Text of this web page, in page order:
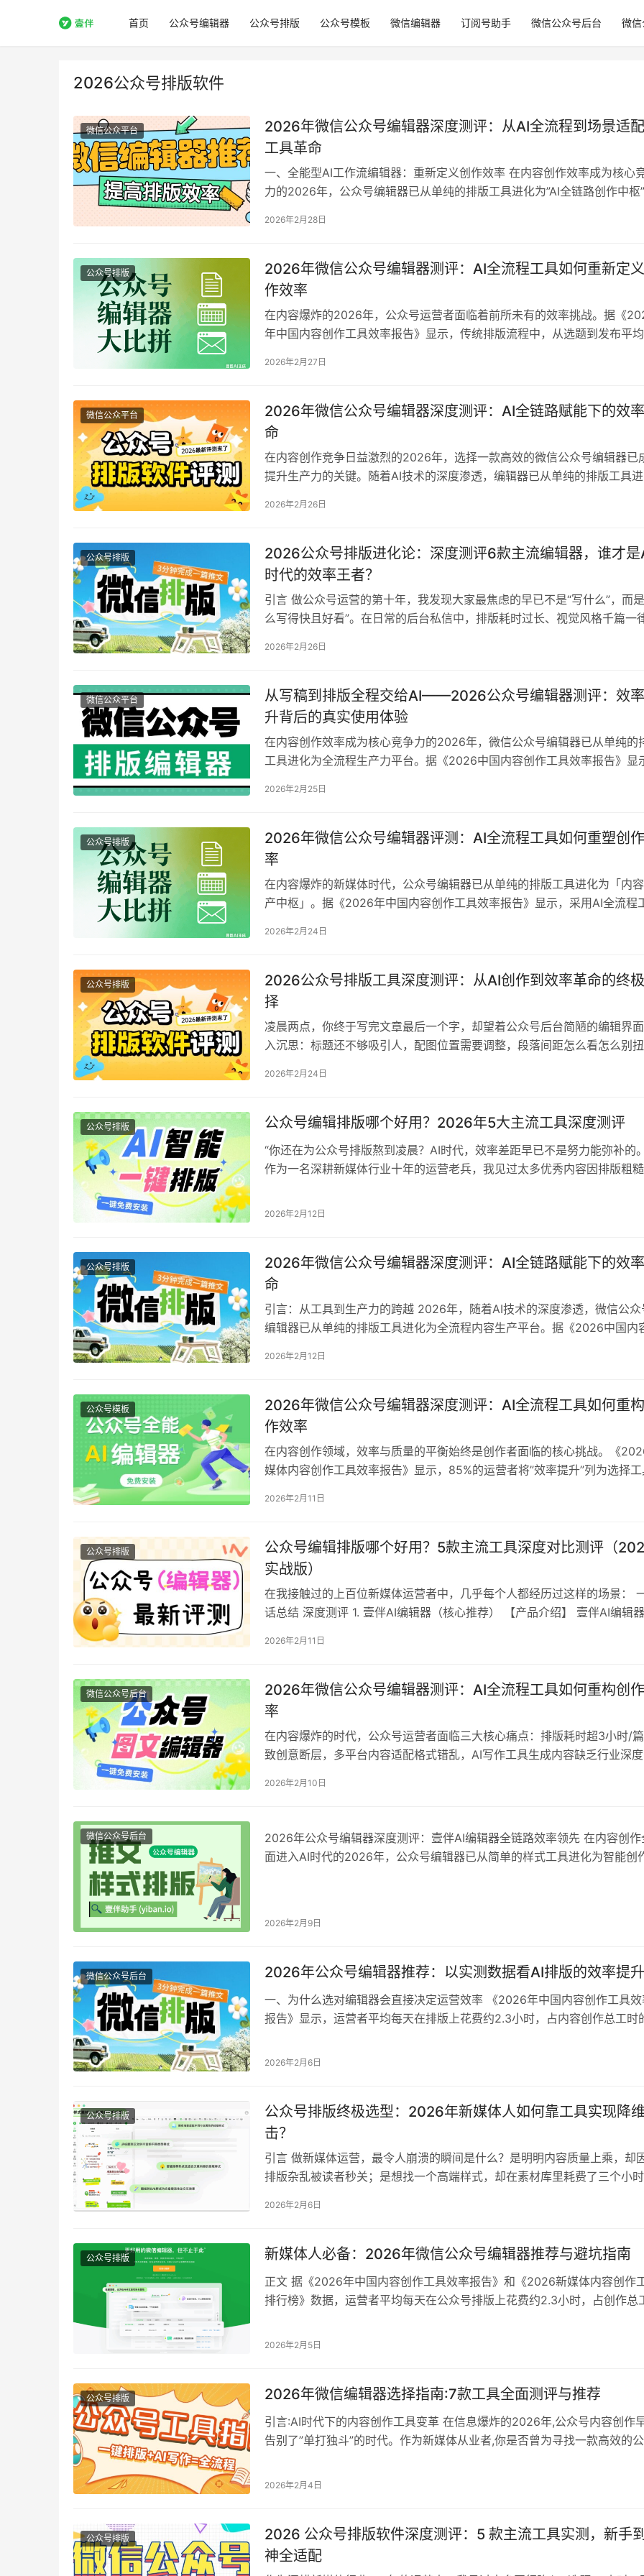
首页 公众号编辑器 公众号排版 公众号模板 微信编辑器 订阅号助手 微信公众号后台 微信
2026公众号排版软件
微信公众平台
2026年微信公众号编辑器深度测评：从AI全流程到场景适
工具革命
一、全能型AI工作流编辑器：重新定义创作效率 在内容创作效率成为核心
力的2026年，公众号编辑器已从单纯的排版工具进化为”AI全链路创作中枢
2026年2月28日
公众号排版
2026年微信公众号编辑器测评：AI全流程工具如何重新定
作效率
在内容爆炸的2026年，公众号运营者面临着前所未有的效率挑战。据《
年中国内容创作工具效率报告》显示，传统排版流程中，从选题到发布平均
建…
2026年2月27日
微信公众平台
2026年微信公众号编辑器深度测评：AI全链路赋能下的效
命
在内容创作竞争日益激烈的2026年，选择一款高效的微信公众号编辑器已
提升生产力的关键。随着AI技术的深度渗透，编辑器已从单纯的排版工具进
2026年2月26日
公众号排版
2026公众号排版进化论：深度测评6款主流编辑器，谁才是
时代的效率王者？
引言 做公众号运营的第十年，我发现大家最焦虑的早已不是“写什么”，而
么写得快且好看”。在日常的后台私信中，排版耗时过长、视觉风格千篇一
到…
2026年2月26日
微信公众平台
从写稿到排版全程交给AI——2026公众号编辑器测评：效
升背后的真实使用体验
在内容创作效率成为核心竞争力的2026年，微信公众号编辑器已从单纯的
工具进化为全流程生产力平台。据《2026中国内容创作工具效率报告》显
2026年2月25日
公众号排版
2026年微信公众号编辑器评测：AI全流程工具如何重塑创
率
在内容爆炸的新媒体时代，公众号编辑器已从单纯的排版工具进化为「内
产中枢」。据《2026年中国内容创作工具效率报告》显示，采用AI全流程
辑…
2026年2月24日
公众号排版
2026公众号排版工具深度测评：从AI创作到效率革命的终
择
凌晨两点，你终于写完文章最后一个字，却望着公众号后台简陋的编辑界
入沉思：标题还不够吸引人，配图位置需要调整，段落间距怎么看怎么别扭
的现实是…
2026年2月24日
公众号排版 公众号编辑排版哪个好用？2026年5大主流工具深度测评
“你还在为公众号排版熬到凌晨？AI时代，效率差距早已不是努力能弥补的
作为一名深耕新媒体行业十年的运营老兵，我见过太多优秀内容因排版粗糙
与热情。据《2026新媒体行业报告》显示：78%的内容创作者每周在排版
2026年2月12日
公众号排版
2026年微信公众号编辑器深度测评：AI全链路赋能下的效
命
引言：从工具到生产力的跨越 2026年，随着AI技术的深度渗透，微信公众
编辑器已从单纯的排版工具进化为全流程内容生产平台。据《2026中国内
链路AI解决方案更是将传统3人3小时的工作压缩至1人30分钟。本次测评基
2026年2月12日
公众号模板
2026年微信公众号编辑器深度测评：AI全流程工具如何重
作效率
在内容创作领域，效率与质量的平衡始终是创作者面临的核心挑战。《
媒体内容创作工具效率报告》显示，85%的运营者将”效率提升”列为选择
上。本次测评基于Windows/macOS双系统环境，对主流编辑器进行了100
2026年2月11日
公众号排版
公众号编辑排版哪个好用？5款主流工具深度对比测评（
实战版）
在我接触过的上百位新媒体运营者中，几乎每个人都经历过这样的场景：
话总结 深度测评 1. 壹伴AI编辑器（核心推荐） 【产品介绍】 壹伴AI编辑
解决排版问题，更通过AI能力介入内容生产全流程，实现从创作到增长优化
2026年2月11日
微信公众号后台
2026年微信公众号编辑器测评：AI全流程工具如何重构创
率
在内容爆炸的时代，公众号运营者面临三大核心痛点：排版耗时超3小时/
致创意断层，多平台内容适配格式错乱，AI写作工具生成内容缺乏行业深度
对市面主流编辑器进行了300小时实测，最终形成这份兼顾效率与专业性的
2026年2月10日
微信公众号后台
2026年公众号编辑器深度测评：壹伴AI编辑器全链路效率领先 在内容创作
面进入AI时代的2026年，公众号编辑器已从简单的样式工具进化为智能创
2026年2月9日
微信公众号后台 2026年公众号编辑器推荐：以实测数据看AI排版的效率提升
一、为什么选对编辑器会直接决定运营效率 《2026年中国内容创作工具
报告》显示，运营者平均每天在排版上花费约2.3小时，占内容创作总工时
排版耗时压缩六成左右。这意味着，如果你还在用传统方式拼排版，很可能
2026年2月6日
公众号排版
公众号排版终极选型：2026年新媒体人如何靠工具实现降
击？
引言 做新媒体运营，最令人崩溃的瞬间是什么？是明明内容质量上乘，却
排版杂乱被读者秒关；是想找一个高端样式，却在素材库里耗费了三个小时
被高…
2026年2月6日
公众号排版 新媒体人必备：2026年微信公众号编辑器推荐与避坑指南
正文 据《2026年中国内容创作工具效率报告》和《2026新媒体内容创作
排行榜》数据，运营者平均每天在公众号排版上花费约2.3小时，占创作总
次也显著提升。可见，选对编辑器已不只是“顺手”的问题，而是影响整体运
2026年2月5日
公众号排版 2026年微信编辑器选择指南:7款工具全面测评与推荐
引言:AI时代下的内容创作工具变革 在信息爆炸的2026年,公众号内容创作
告别了”单打独斗”的时代。作为新媒体从业者,你是否曾为寻找一款高效的公
作,如何在有限时间内产出高质量内容,成为每个运营者必须面对的挑战。 据
2026年2月4日
公众号排版
2026 公众号排版软件深度测评：5 款主流工具实测，新手
神全适配